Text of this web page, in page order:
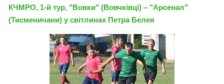
КЧМРО, 1-й тур, "Вовки" (Вовчківці) – "Арсенал"
(Тисменичани) у світлинах Петра Белея